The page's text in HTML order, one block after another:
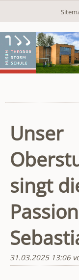
Unser
singt
31.03.2025 13:06